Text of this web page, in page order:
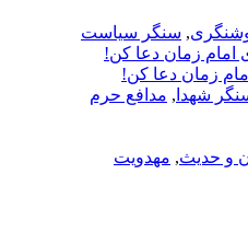
, سنگر سیاست
زمان دعا کن!
شهدا , مدافع حرم
و حدیث, مهدویت